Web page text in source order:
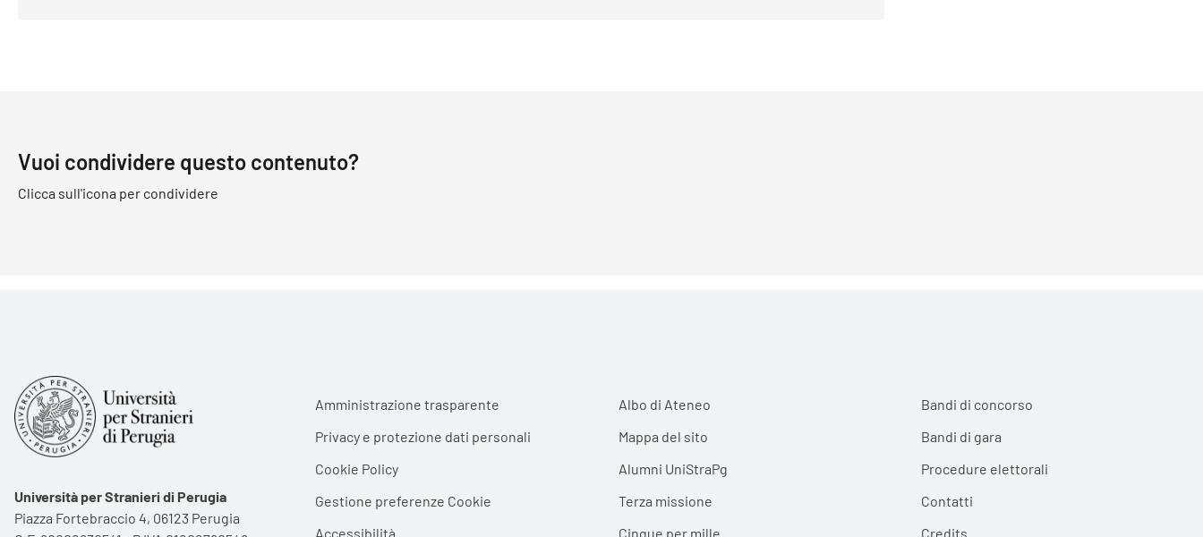
Vuoi condividere questo contenuto?
Clicca sull'icona per condividere
Università per Stranieri di Perugia
Piazza Fortebraccio 4, 06123 Perugia
Footer menu
Amministrazione trasparente
Privacy e protezione dati personali
Cookie Policy
Gestione preferenze Cookie
Accessibilità
Albo di Ateneo
Mappa del sito
Alumni UniStraPg
Terza missione
Cinque per mille
Bandi di concorso
Bandi di gara
Procedure elettorali
Contatti
Credits